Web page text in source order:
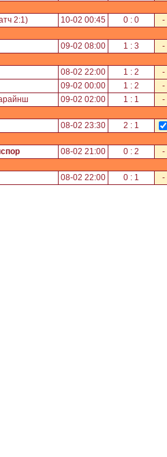
2:1) 10-02 00:45 0 : 0
-
09-02 08:00 1 : 3
-
08-02 22:00 1 : 2
-
09-02 00:00 1 : 2
-
09-02 02:00 1 : 1
-
08-02 23:30
2 : 1
08-02 21:00 0 : 2
-
08-02 22:00 0 : 1 -